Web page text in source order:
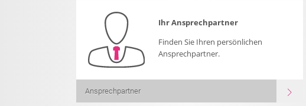
Ihr Ansprechpartner
Finden Sie Ihren persönlichen
Ansprechpartner.
Ansprechpartner